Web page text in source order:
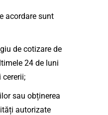
acordare sunt
de cotizare de
24 de luni
sau obținerea
autorizate